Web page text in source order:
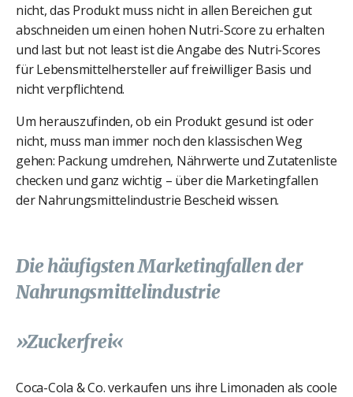
nicht, das Produkt muss nicht in allen Bereichen gut
abschneiden um einen hohen Nutri-Score zu erhalten
und last but not least ist die Angabe des Nutri-Scores
für Lebensmittelhersteller auf freiwilliger Basis und
nicht verpflichtend.
Um herauszufinden, ob ein Produkt gesund ist oder
nicht, muss man immer noch den klassischen Weg
gehen: Packung umdrehen, Nährwerte und Zutatenliste
checken und ganz wichtig – über die Marketingfallen
der Nahrungsmittelindustrie Bescheid wissen.
Die häufigsten Marketingfallen der
Nahrungsmittelindustrie
»Zuckerfrei«
Coca-Cola & Co. verkaufen uns ihre Limonaden als coole